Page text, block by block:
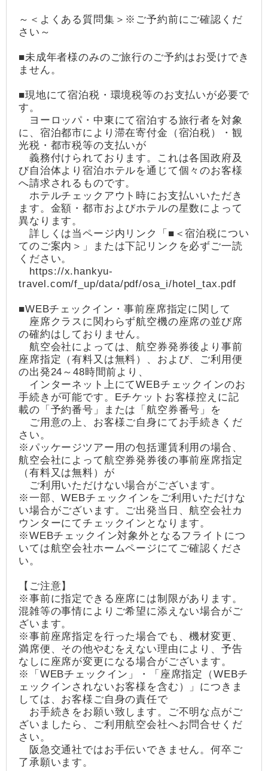
～＜よくある質問集＞※ご予約前にご確認くだ
さい～
■未成年者様のみのご旅行のご予約はお受けでき
ません。
■現地にて宿泊税・環境税等のお支払いが必要で
す。
ヨーロッパ・中東にて宿泊する旅行者を対象
に、宿泊都市により滞在寄付金（宿泊税）・観
光税・都市税等の支払いが
義務付けられております。これは各国政府及
び自治体より宿泊ホテルを通じて個々のお客様
へ請求されるものです。
ホテルチェックアウト時にお支払いいただき
ます。金額・都市およびホテルの星数によって
異なります。
詳しくは当ページ内リンク「■＜宿泊税につい
てのご案内＞」または下記リンクを必ずご一読
ください。
https://x.hankyu-
travel.com/f_up/data/pdf/osa_i/hotel_tax.pdf
■WEBチェックイン・事前座席指定に関して
座席クラスに関わらず航空機の座席の並び席
の確約はしておりません。
航空会社によっては、航空券発券後より事前
座席指定（有料又は無料）、および、ご利用便
の出発24～48時間前より、
インターネット上にてWEBチェックインのお
手続きが可能です。Eチケットお客様控えに記
載の「予約番号」または「航空券番号」を
ご用意の上、お客様ご自身にてお手続きくだ
さい。
※パッケージツアー用の包括運賃利用の場合、
航空会社によって航空券発券後の事前座席指定
（有料又は無料）が
ご利用いただけない場合がございます。
※一部、WEBチェックインをご利用いただけな
い場合がございます。ご出発当日、航空会社カ
ウンターにてチェックインとなります。
※WEBチェックイン対象外となるフライトにつ
いては航空会社ホームページにてご確認くださ
い。
【ご注意】
※事前に指定できる座席には制限があります。
混雑等の事情によりご希望に添えない場合がご
ざいます。
※事前座席指定を行った場合でも、機材変更、
満席便、その他やむをえない理由により、予告
なしに座席が変更になる場合がございます。
※「WEBチェックイン」・「座席指定（WEBチ
ェックインされないお客様を含む）」につきま
しては、お客様ご自身の責任で
お手続きをお願い致します。ご不明な点がご
ざいましたら、ご利用航空会社へお問合せくだ
さい。
阪急交通社ではお手伝いできません。何卒ご
了承願います。